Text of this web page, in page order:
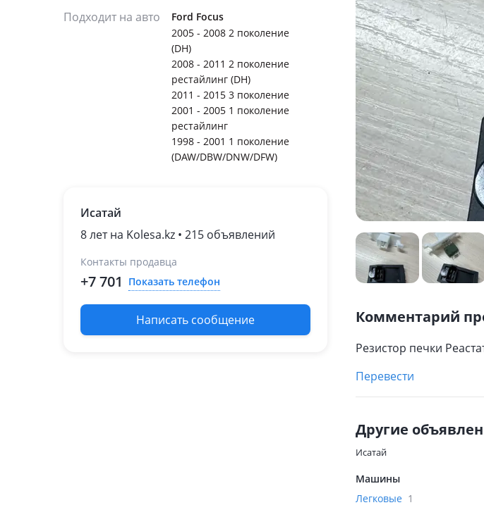
Подходит на авто
Ford Focus
2005 - 2008 2 поколение
(DH)
2008 - 2011 2 поколение
рестайлинг (DH)
2011 - 2015 3 поколение
2001 - 2005 1 поколение
рестайлинг
1998 - 2001 1 поколение
(DAW/DBW/DNW/DFW)
Исатай
8 лет на Kolesa.kz • 215 объявлений
Контакты продавца
+7 701 Показать телефон
Написать сообщение Комментарий
Резистор печки
Перевести
Другие
Исатай
Машины
Легковые 1